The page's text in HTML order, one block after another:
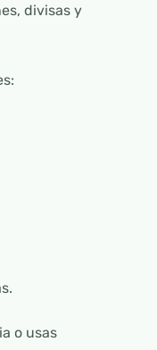
divisas y
o usas